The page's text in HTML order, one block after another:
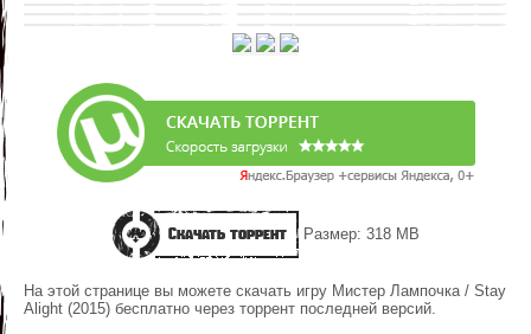
Скачать торрент Размер: 318 MB
На этой странице вы можете скачать игру Мистер Лампочка / Stay
Alight (2015) бесплатно через торрент последней версий.